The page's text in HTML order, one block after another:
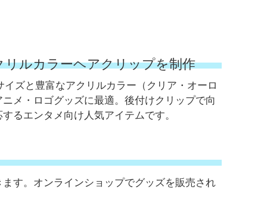
ルカラーヘアクリップを制作
ズと豊富なアクリルカラー（クリア・オーロ
メ・ロゴグッズに最適。後付けクリップで向
るエンタメ向け人気アイテムです。
す。オンラインショップでグッズを販売され